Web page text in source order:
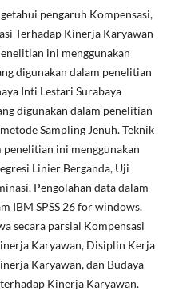
pengaruh Kompensasi,
Terhadap Kinerja Karyawan
ini menggunakan
digunakan dalam penelitian
Inti Lestari Surabaya
digunakan dalam penelitian
Sampling Jenuh. Teknik
penelitian ini menggunakan
Linier Berganda, Uji
Pengolahan data dalam
IBM SPSS 26 for windows.
secara parsial Kompensasi
Karyawan, Disiplin Kerja
Karyawan, dan Budaya
Kinerja Karyawan.